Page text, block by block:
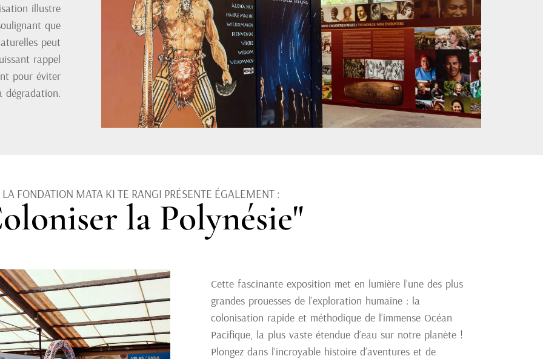
illustre
que
peut
rappel
pour éviter
dégradation.
FONDATION MATA KI TE RANGI PRÉSENTE ÉGALEMENT :
la Polynésie"
Cette fascinante exposition met en lumière l’une des plus
grandes prouesses de l’exploration humaine : la
colonisation rapide et méthodique de l’immense Océan
Pacifique, la plus vaste étendue d’eau sur notre planète !
Plongez dans l’incroyable histoire d’aventures et de